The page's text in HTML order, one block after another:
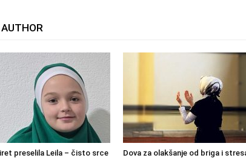
preselila Leila – čisto srce
Dova za olakšanje od briga i